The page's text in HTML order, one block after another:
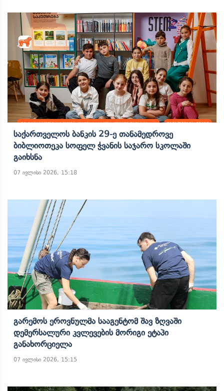
Საქართველოს Ბანკის 29-Ე Თანამედროვე
Ბიბლიოთეკა Სოფელ Ჭვანის Საჯარო Სკოლაში
Გაიხსნა
07 ივლისი 2026, 15:18
Გარემოს Ეროვნულმა Სააგენტომ Შავ Ზღვაში
Დემერსალური Კვლევების Მორიგი Ეტაპი
Განახორციელა
07 ივლისი 2026, 15:15